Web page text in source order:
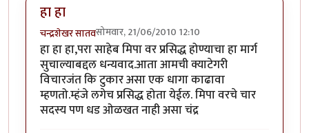
हा हा
चन्द्रशेखर सातवसोमवार, 21/06/2010 12:10
हा हा हा,परा साहेब मिपा वर प्रसिद्ध होण्याचा हा मार्ग
सुचाल्याबद्दल धन्यवाद.आता आमची क्याटेगरी
विचारजंत कि टुकार असा एक धागा काढावा
म्हणतो.म्हंजे लगेच प्रसिद्ध होता येईल. मिपा वरचे चार
सदस्य पण धड ओळखत नाही असा चंद्र